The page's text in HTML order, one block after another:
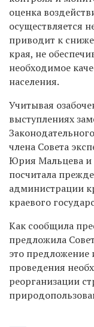
оценка
осуществляется
приводит к
края, не
необходимое
населения.
Учитывая
выступлениях
члена Совета
Юрия Мальцева и
посчитала
администрации
краевого
Как сообщила
предложила
это предложение
проведения
реорганизации